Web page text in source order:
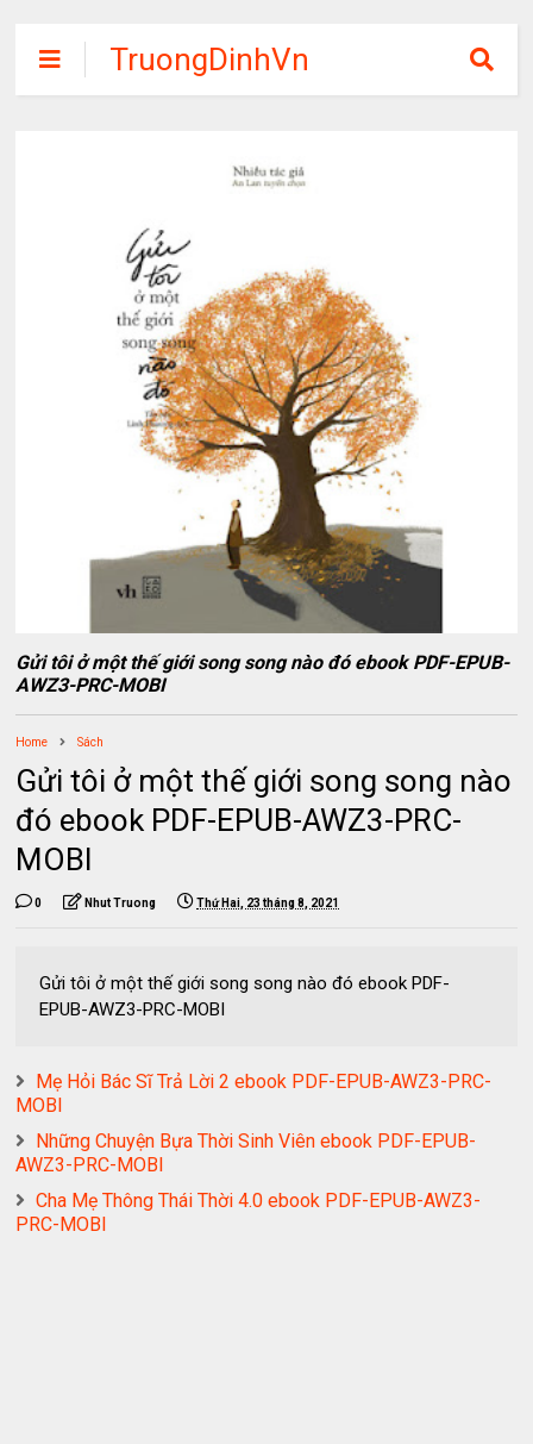
TruongDinhVn
Chia sẽ ebook,
phần mềm học
Gửi tôi ở một thế giới song song nào đó ebook PDF-EPUB-
AWZ3-PRC-MOBI
Home Sách
Gửi tôi ở một thế giới song song nào
đó ebook PDF-EPUB-AWZ3-PRC-
MOBI
0 Nhut Truong Thứ Hai, 23 tháng 8, 2021
Gửi tôi ở một thế giới song song nào đó ebook PDF-
EPUB-AWZ3-PRC-MOBI
Mẹ Hỏi Bác Sĩ Trả Lời 2 ebook PDF-EPUB-AWZ3-PRC-
MOBI
Những Chuyện Bựa Thời Sinh Viên ebook PDF-EPUB-
AWZ3-PRC-MOBI
Cha Mẹ Thông Thái Thời 4.0 ebook PDF-EPUB-AWZ3-
PRC-MOBI